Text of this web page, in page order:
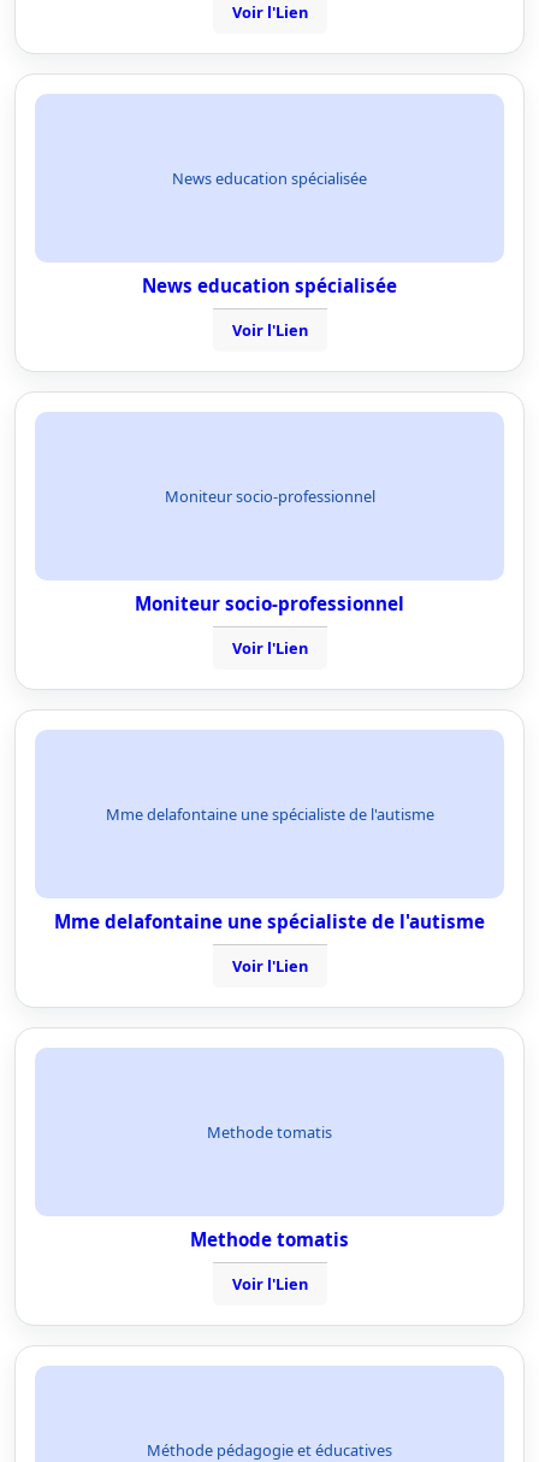
Voir l'Lien
News education spécialisée
News education spécialisée
Voir l'Lien
Moniteur socio-professionnel
Moniteur socio-professionnel
Voir l'Lien
Mme delafontaine une spécialiste de l'autisme
Mme delafontaine une spécialiste de l'autisme
Voir l'Lien
Methode tomatis
Methode tomatis
Voir l'Lien
Méthode pédagogie et éducatives